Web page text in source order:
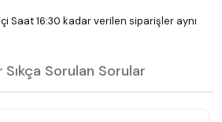
Saat 16:30 kadar verilen siparişler aynı
Sıkça Sorulan Sorular